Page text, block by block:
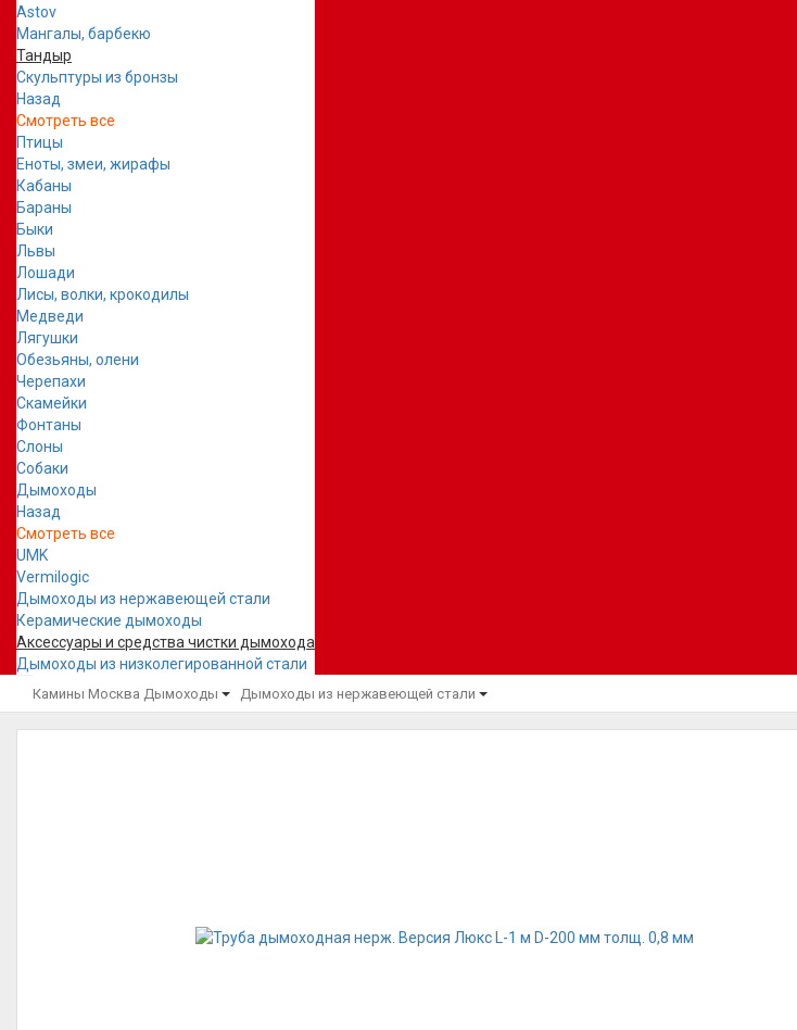
Astov
Мангалы, барбекю
Тандыр
Скульптуры из бронзы
Назад
Смотреть все
Птицы
Еноты, змеи, жирафы
Кабаны
Бараны
Быки
Львы
Лошади
Лисы, волки, крокодилы
Медведи
Лягушки
Обезьяны, олени
Черепахи
Скамейки
Фонтаны
Слоны
Собаки
Дымоходы
Назад
Смотреть все
UMK
Vermilogic
Дымоходы из нержавеющей стали
Керамические дымоходы
Аксессуары и средства чистки дымохода
Дымоходы из низколегированной стали
Камины Москва Дымоходы Дымоходы из нержавеющей стали